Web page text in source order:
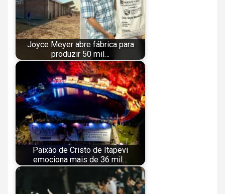
Joyce Meyer abre fábrica para
produzir 50 mil…
Paixão de Cristo de Itapevi
emociona mais de 36 mil…